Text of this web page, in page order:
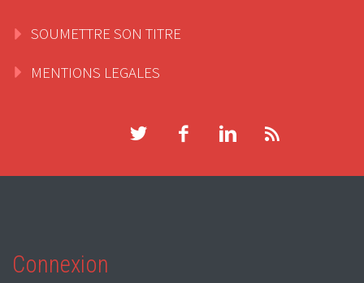
SOUMETTRE SON TITRE
MENTIONS LEGALES
Connexion